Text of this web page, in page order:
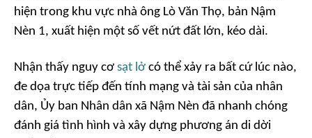
hiện trong khu vực nhà ông Lò Văn Thọ, bản Nậm
Nèn 1, xuất hiện một số vết nứt đất lớn, kéo dài.
Nhận thấy nguy cơ sạt lở có thể xảy ra bất cứ lúc nào,
đe dọa trực tiếp đến tính mạng và tài sản của nhân
dân, Ủy ban Nhân dân xã Nậm Nèn đã nhanh chóng
đánh giá tình hình và xây dựng phương án di dời